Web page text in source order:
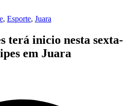
, Esporte, Juara
terá inicio nesta sexta-
em Juara